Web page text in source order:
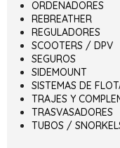
ORDENADORES
REBREATHER
REGULADORES
SCOOTERS / DPV
SEGUROS
SIDEMOUNT
SISTEMAS DE
TRAJES Y
TRASVASADORES
TUBOS /